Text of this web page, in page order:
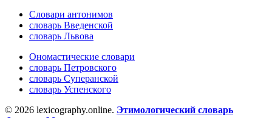
Словари антонимов
словарь Введенской
словарь Львова
Ономастические словари
словарь Петровского
словарь Суперанской
словарь Успенского
© 2026 lexicography.online. Этимологический словарь